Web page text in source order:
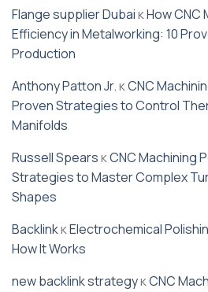
Flange supplier DubaiкHow CNC
Efficiency in Metalworking: 10
Production
Anthony Patton Jr.кCNC
Proven Strategies to Control
Manifolds
Russell SpearsкCNC Machining
Strategies to Master Complex
Shapes
BacklinkкElectrochemical
How It Works
new backlink strategyкCNC